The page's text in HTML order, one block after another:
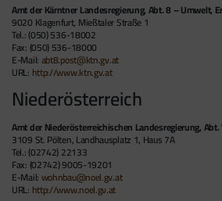
Amt der Kärntner Landesregierung, Abt. 8 – Umwelt,
9020 Klagenfurt, Mießtaler Straße 1
Tel.: (050) 536-18002
Fax: (050) 536-18000
E-Mail:abt8.post@ktn.gv.at
URL: http://www.ktn.gv.at
Niederösterreich
Amt der Niederösterreichischen Landesregierung,
3109 St. Pölten, Landhausplatz 1, Haus 7A
Tel.: (02742) 22133
Fax: (02742) 9005-19201
E-Mail:wohnbau@noel.gv.at
URL: http://www.noel.gv.at